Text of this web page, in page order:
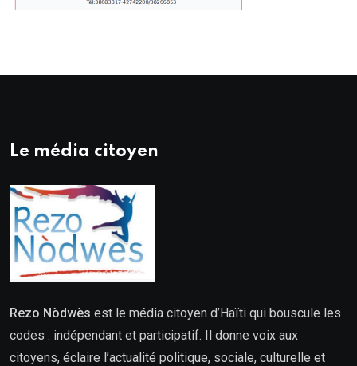
Le média citoyen
Rezo Nòdwès est le média citoyen d’Haïti qui bouscule les
codes : indépendant et participatif. Il donne voix aux
citoyens, éclaire l’actualité politique, sociale, culturelle et